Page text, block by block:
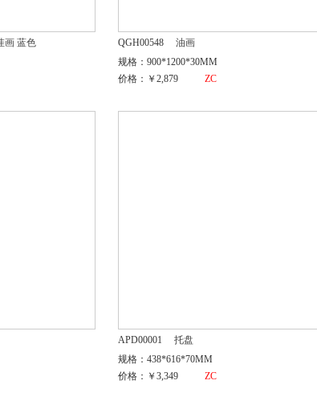
画 蓝色
QGH00548
油画
规格：900*1200*30MM
价格：￥2,879
ZC
APD00001
托盘
规格：438*616*70MM
价格：￥3,349
ZC